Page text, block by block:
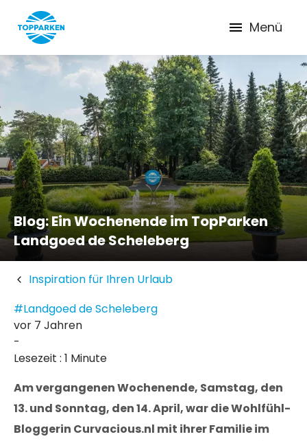
Menü
Blog: Ein Wochenende im TopParken
Landgoed de Scheleberg
Inspiration für Ihren Urlaub
#Landgoed de Scheleberg
vor 7 Jahren
-
Lesezeit : 1 Minute
Am vergangenen Wochenende, Samstag, den
13. und Sonntag, den 14. April, war die Wohlfühl-
Bloggerin Curvacious.nl mit ihrer Familie im